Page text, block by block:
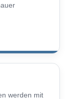
werden mit